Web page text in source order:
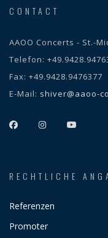
CONTACT
AAOO Concerts - St.-
Telefon:
Fax: +49.9428.9476377
E-Mail: shiver@aaoo-
RECHTLICHE
Referenzen
Promoter